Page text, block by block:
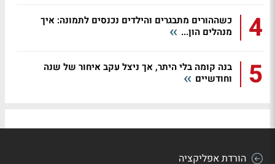
4
כשההורים מתבגרים והילדים נכנסים לתמונה: איך
מנהלים הון...
5
בנה קומה בלי היתר, אך ניצל עקב איחור של שנה
וחודשיים
הורדת אפליקציה